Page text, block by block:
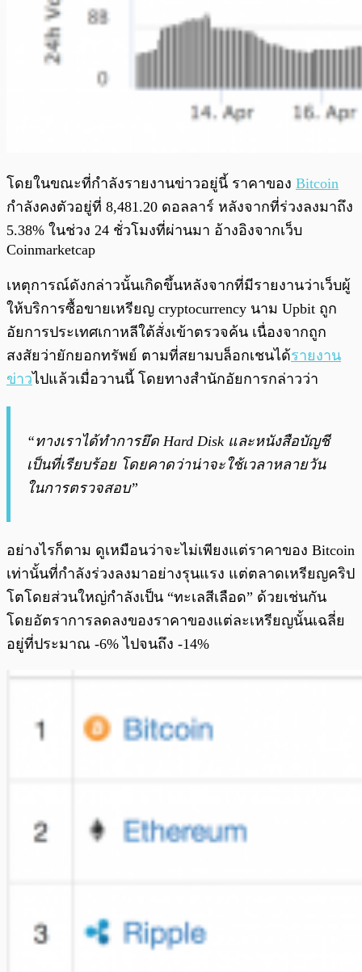
โดยในขณะที่กำลังรายงานข่าวอยู่นี้ ราคาของ Bitcoin
กำลังคงตัวอยู่ที่ 8,481.20 ดอลลาร์ หลังจากที่ร่วงลงมาถึง
5.38% ในช่วง 24 ชั่วโมงที่ผ่านมา อ้างอิงจากเว็บ
Coinmarketcap
เหตุการณ์ดังกล่าวนั้นเกิดขึ้นหลังจากที่มีรายงานว่าเว็บผู้
ให้บริการซื้อขายเหรียญ cryptocurrency นาม Upbit ถูก
อัยการประเทศเกาหลีใต้สั่งเข้าตรวจค้น เนื่องจากถูก
สงสัยว่ายักยอกทรัพย์ ตามที่สยามบล็อกเชนได้รายงาน
ข่าวไปแล้วเมื่อวานนี้ โดยทางสำนักอัยการกล่าวว่า
“ทางเราได้ทำการยึด Hard Disk และหนังสือบัญชี
เป็นที่เรียบร้อย โดยคาดว่าน่าจะใช้เวลาหลายวัน
ในการตรวจสอบ”
อย่างไรก็ตาม ดูเหมือนว่าจะไม่เพียงแต่ราคาของ Bitcoin
เท่านั้นที่กำลังร่วงลงมาอย่างรุนแรง แต่ตลาดเหรียญคริป
โตโดยส่วนใหญ่กำลังเป็น “ทะเลสีเลือด” ด้วยเช่นกัน
โดยอัตราการลดลงของราคาของแต่ละเหรียญนั้นเฉลี่ย
อยู่ที่ประมาณ -6% ไปจนถึง -14%